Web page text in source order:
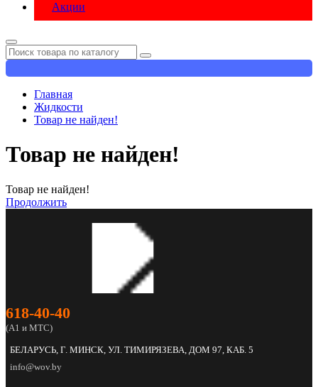
Акции
Главная
Жидкости
Товар не найден!
Товар не найден!
Товар не найден!
Продолжить
618‑40‑40
(А1 и МТС)
БЕЛАРУСЬ, Г. МИНСК, УЛ. ТИМИРЯЗЕВА, ДОМ 97, КАБ. 5
info@wov.by